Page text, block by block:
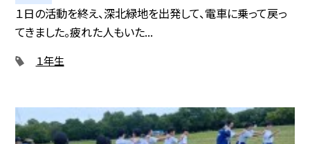
１日の活動を終え、深北緑地を出発して、電車に乗って戻っ
てきました。疲れた人もいた...
１年生